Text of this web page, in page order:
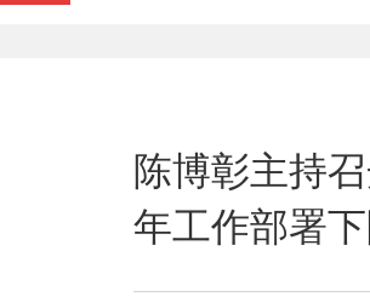
陈博彰主持
年工作部署